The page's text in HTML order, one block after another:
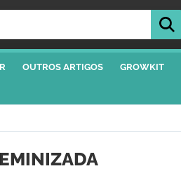
OUTROS ARTIGOS GROWKIT